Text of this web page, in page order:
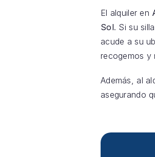
El alquiler en
Sol. Si su
acude a su
recogemos y
Además, al
asegurando